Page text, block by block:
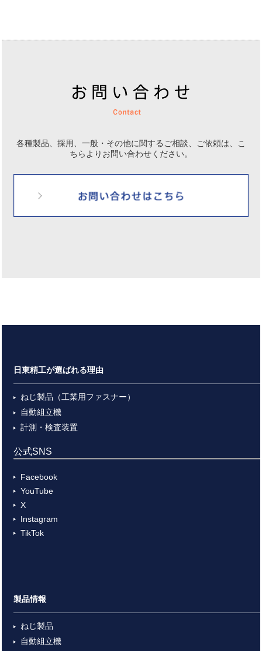
各種製品、採用、一般・その他に関するご相談、ご依頼は、
こ
ちらよりお問い合わせください。
日東精工が選ばれる理由
ねじ製品（工業用ファスナー）
自動組立機
計測・検査装置
公式SNS
Facebook
YouTube
X
Instagram
TikTok
製品情報
ねじ製品
自動組立機